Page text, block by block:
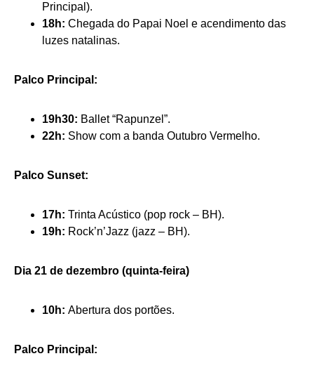
Principal).
18h: Chegada do Papai Noel e acendimento das
luzes natalinas.
Palco Principal:
19h30: Ballet “Rapunzel”.
22h: Show com a banda Outubro Vermelho.
Palco Sunset:
17h: Trinta Acústico (pop rock – BH).
19h: Rock’n’Jazz (jazz – BH).
Dia 21 de dezembro (quinta-feira)
10h: Abertura dos portões.
Palco Principal: